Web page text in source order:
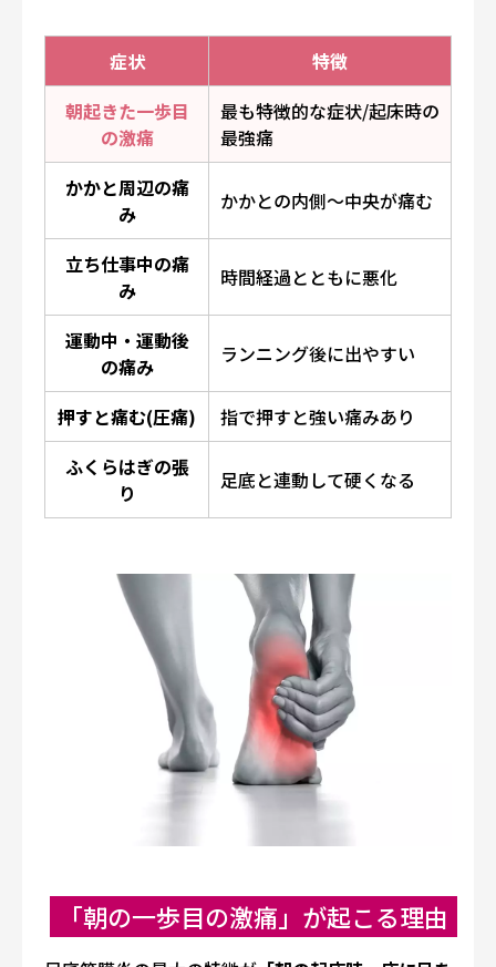
症状
特徴
朝起きた一歩目
の激痛
最も特徴的な症状/起床時の
最強痛
かかと周辺の痛
み
かかとの内側〜中央が痛む
立ち仕事中の痛
み
時間経過とともに悪化
運動中・運動後
の痛み
ランニング後に出やすい
押すと痛む(圧痛)
指で押すと強い痛みあり
ふくらはぎの張
り
足底と連動して硬くなる
「朝の一歩目の激痛」が起こる理由